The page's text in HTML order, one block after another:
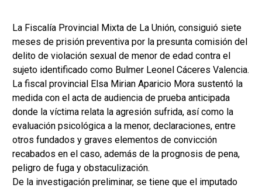
La Fiscalía Provincial Mixta de La Unión, consiguió siete
meses de prisión preventiva por la presunta comisión del
delito de violación sexual de menor de edad contra el
sujeto identificado como Bulmer Leonel Cáceres Valencia.
La fiscal provincial Elsa Mirian Aparicio Mora sustentó la
medida con el acta de audiencia de prueba anticipada
donde la víctima relata la agresión sufrida, así como la
evaluación psicológica a la menor, declaraciones, entre
otros fundados y graves elementos de convicción
recabados en el caso, además de la prognosis de pena,
peligro de fuga y obstaculización.
De la investigación preliminar, se tiene que el imputado